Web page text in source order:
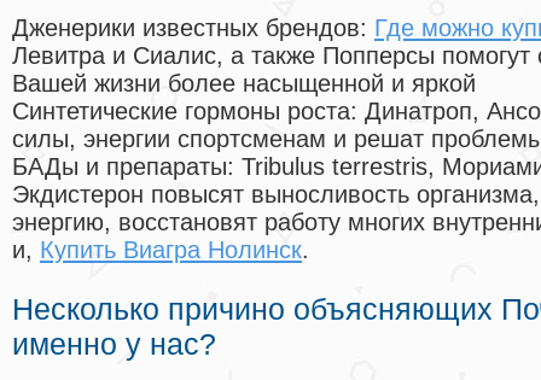
Дженерики известных брендов: Где можно
Левитра и Сиалис, а также Попперсы помогут
Вашей жизни более насыщенной и яркой
Синтетические гормоны роста: Динатроп,
силы, энергии спортсменам и решат
БАДы и препараты: Tribulus terrestris,
Экдистерон повысят выносливость
энергию, восстановят работу многих
и, Купить Виагра Нолинск.
Несколько причино объясняющих
именно у нас?